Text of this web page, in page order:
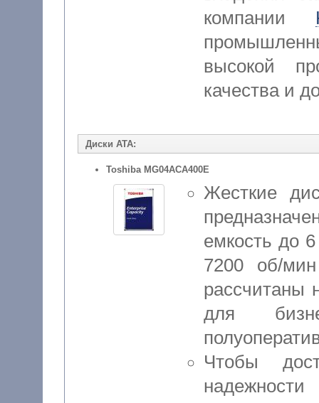
компании
высокой
качества и
Диски ATA:
Toshiba MG04ACA400E
Жесткие
емкость до
7200 об/
рассчитаны
для
Чтобы